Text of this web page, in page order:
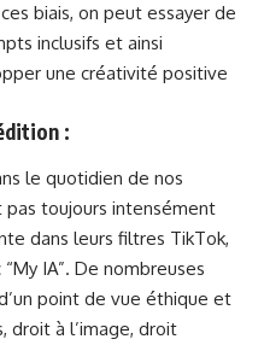
biais, on peut essayer de
inclusifs et ainsi
une créativité positive
:
le quotidien de nos
pas toujours intensément
dans leurs filtres TikTok,
IA”. De nombreuses
point de vue éthique et
droit à l’image, droit